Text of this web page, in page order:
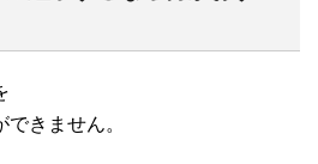
きません。